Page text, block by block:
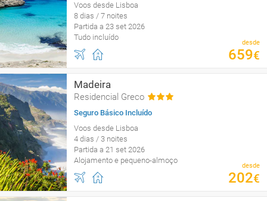
Voos desde Lisboa
8 dias / 7 noites
Partida a 23 set 2026
Tudo incluído
desde
659€
Madeira
Residencial Greco
Seguro Básico Incluído
Voos desde Lisboa
4 dias / 3 noites
Partida a 21 set 2026
Alojamento e pequeno-almoço
desde
202€